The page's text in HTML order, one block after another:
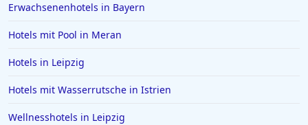
Erwachsenenhotels in Bayern
Hotels mit Pool in Meran
Hotels in Leipzig
Hotels mit Wasserrutsche in Istrien
Wellnesshotels in Leipzig